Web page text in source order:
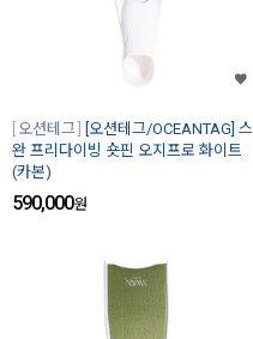
오션테그
[오션테그/OCEANTAG] 스
완 프리다이빙 숏핀 오지프로 화이트
(카본)
590,000원